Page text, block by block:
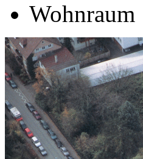
Wohnraum